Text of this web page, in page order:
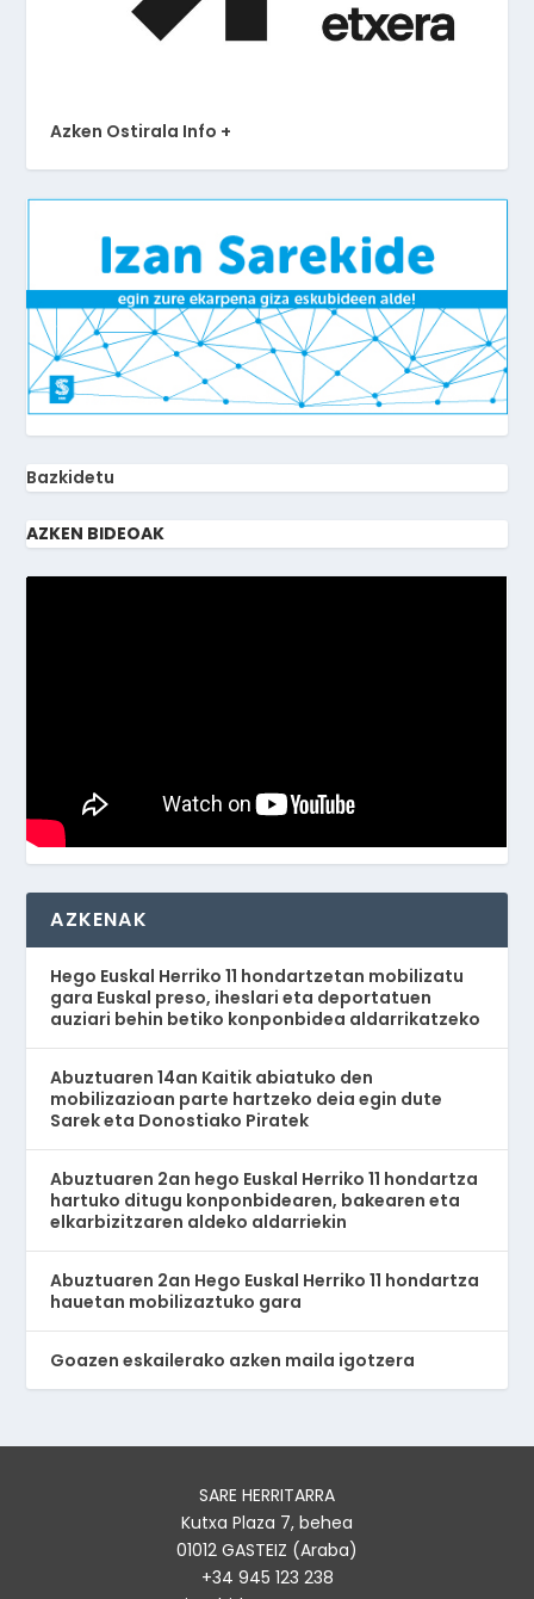
Azken Ostirala Info +
Bazkidetu
AZKEN BIDEOAK
AZKENAK
Hego Euskal Herriko 11 hondartzetan mobilizatu
gara Euskal preso, iheslari eta deportatuen
auziari behin betiko konponbidea aldarrikatzeko
Abuztuaren 14an Kaitik abiatuko den
mobilizazioan parte hartzeko deia egin dute
Sarek eta Donostiako Piratek
Abuztuaren 2an hego Euskal Herriko 11 hondartza
hartuko ditugu konponbidearen, bakearen eta
elkarbizitzaren aldeko aldarriekin
Abuztuaren 2an Hego Euskal Herriko 11 hondartza
hauetan mobilizaztuko gara
Goazen eskailerako azken maila igotzera
SARE HERRITARRA
Kutxa Plaza 7, behea
01012 GASTEIZ (Araba)
+34 945 123 238